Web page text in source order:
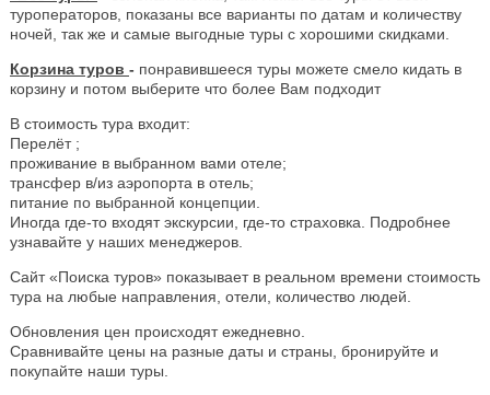
туроператоров, показаны все варианты по датам и количеству
ночей, так же и самые выгодные туры с хорошими скидками.
Корзина туров - понравившееся туры можете смело кидать в
корзину и потом выберите что более Вам подходит
В стоимость тура входит:
Перелёт ;
проживание в выбранном вами отеле;
трансфер в/из аэропорта в отель;
питание по выбранной концепции.
Иногда где-то входят экскурсии, где-то страховка. Подробнее
узнавайте у наших менеджеров.
Сайт «Поиска туров» показывает в реальном времени стоимость
тура на любые направления, отели, количество людей.
Обновления цен происходят ежедневно.
Сравнивайте цены на разные даты и страны, бронируйте и
покупайте наши туры.